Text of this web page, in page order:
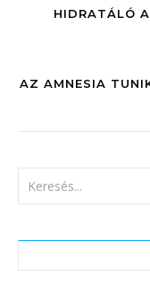
HIDRATÁLÓ
AZ AMNESIA